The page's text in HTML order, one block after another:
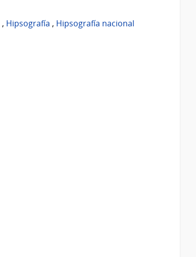
, Hipsografía , Hipsografía nacional